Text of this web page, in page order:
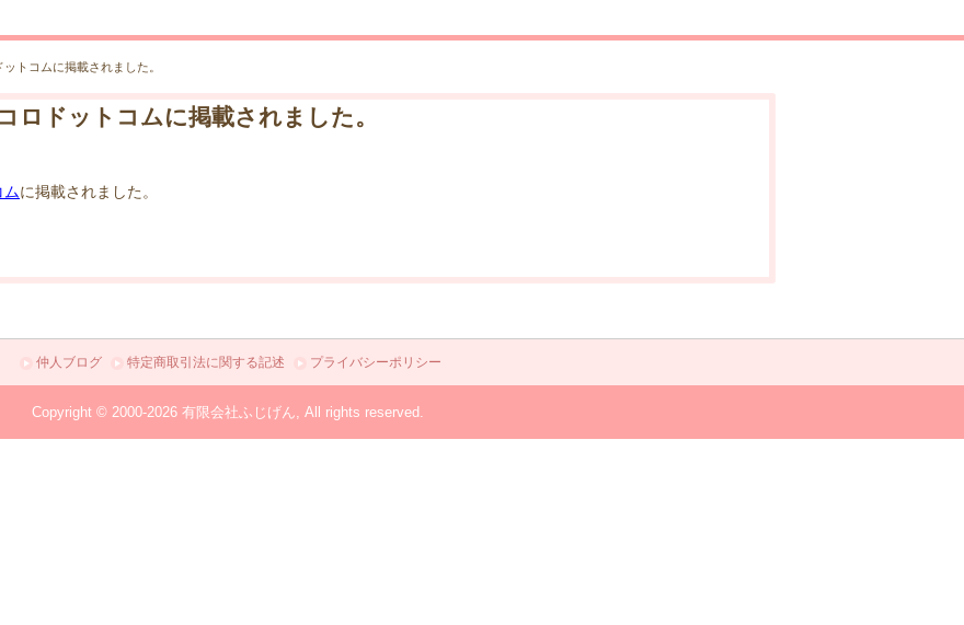
トコムに掲載されました。
ロドットコムに掲載されました。
ムに掲載されました。
仲人ブログ 特定商取引法に関する記述 プライバシーポリシー
Copyright © 2000-2026 有限会社ふじげん, All rights reserved.